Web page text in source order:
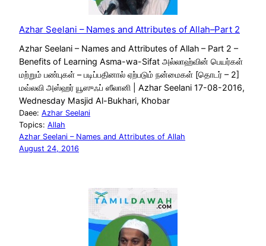
Azhar Seelani – Names and Attributes of Allah–Part 2
Azhar Seelani – Names and Attributes of Allah – Part 2 –
Benefits of Learning Asma-wa-Sifat அல்லாஹ்வின் பெயர்கள்
மற்றும் பண்புகள் – படிப்பதினால் ஏற்படும் நன்மைகள் [தொடர் – 2]
மவ்லவி அஸ்ஹர் யூஸுஃப் ஸீலானி | Azhar Seelani 17-08-2016,
Wednesday Masjid Al-Bukhari, Khobar
Daee: Azhar Seelani
Topics: Allah
Azhar Seelani – Names and Attributes of Allah
August 24, 2016